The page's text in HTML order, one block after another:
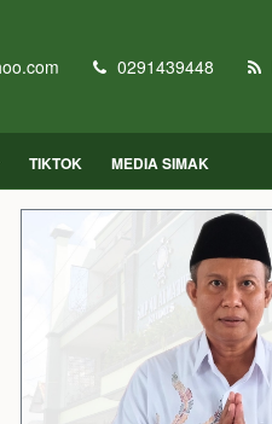
0291439448
TIKTOK MEDIA SIMAK